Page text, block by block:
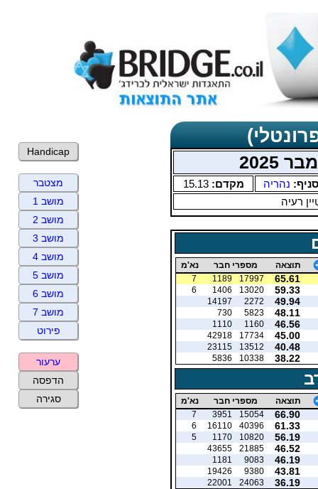
סניף: נהריה מקדם:15.13
רעיה
תוצאה מספרי חבר נא'מ
65.61
17997
1189
7
59.33
13020
1406
6
49.94
2272
14197
48.11
5823
730
46.56
1160
1110
45.00
17734
42918
40.48
13512
23115
38.22
10338
5836
תוצאה מספרי חבר נא'מ
66.90
15054
3951
7
61.33
40396
16110
6
56.19
10820
1170
5
46.52
21885
43655
46.19
9083
1181
43.81
9380
19426
36.19
24063
22001
Handicap
מצטבר
מושב 1
מושב 2
מושב 3
מושב 4
מושב 5
מושב 6
מושב 7
פירוט
ערעור
הדפסה
סגירה